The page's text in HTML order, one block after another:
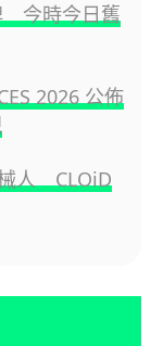
今時今日舊
2026 公佈
械人 CLOiD